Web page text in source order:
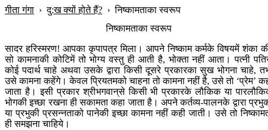
गीता गंगा ›दु:ख क्यों होते हैं? ›निष्कामताका स्वरूप
निष्कामताका स्वरूप
सादर हरिस्मरण! आपका कृपापत्र मिला। आपने निष्काम कर्मके विषयमें शंका
सो कामनाकी कोटिमें तो भोग्य वस्तु ही आती है, भोक्ता नहीं आता। पत्नी
कोई पदार्थ चाहे अथवा उसके द्वारा किसी दूसरे प्रकारका सुख भोगना चाहे,
उसे कामना कहेंगे। केवल प्रियतमको चाहना तो कामना नहीं है, उसे तो ‘प्रेम’
जाता है। इसी प्रकार श्रीभगवान‍्से किसी भी प्रकारके लौकिक या
भोगकी इच्छा रखना ही सकामता कहा जाता है। अपने कर्तव्य-पालनके द्वारा
या प्रभुकी प्रसन्नताको पानेकी इच्छा कामना नहीं कही जाती। उसे तो
ही समझना चाहिये।